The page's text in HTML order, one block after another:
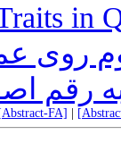
in
روی
رقم
[Abstract-FA]